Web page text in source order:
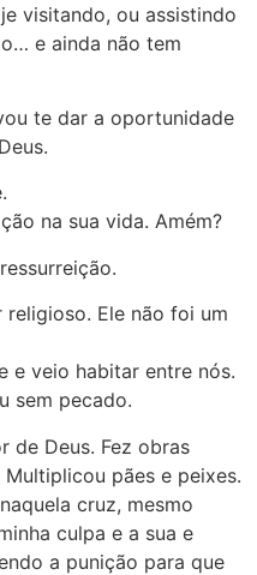
visitando, ou assistindo
e ainda não tem
te dar a oportunidade
na sua vida. Amém?
Ele não foi um
e veio habitar entre nós.
sem pecado.
de Deus. Fez obras
pães e peixes.
cruz, mesmo
culpa e a sua e
a punição para que